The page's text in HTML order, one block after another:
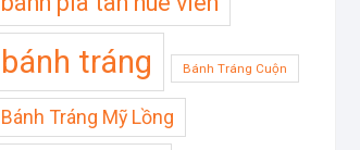
bánh tráng Bánh Tráng Cuộn
Bánh Tráng Mỹ Lồng